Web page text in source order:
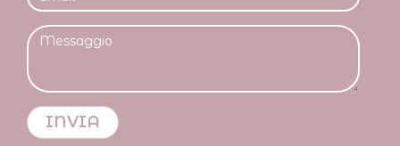
Messaggio